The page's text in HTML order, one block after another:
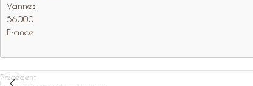
Vannes
56000
France
Précédent